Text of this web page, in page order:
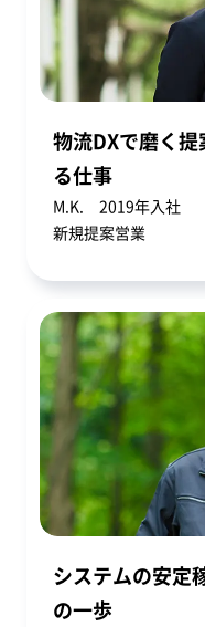
物流DXで磨く
る仕事
M.K. 2019年入社
新規提案営業
システムの安定
の一歩